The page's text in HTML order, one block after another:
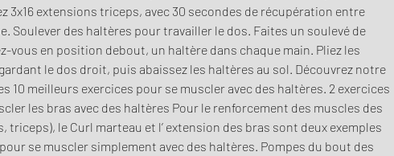
3x16 extensions triceps, avec 30 secondes de récupération entre
Soulever des haltères pour travailler le dos. Faites un soulevé de
vous en position debout, un haltère dans chaque main. Pliez les
le dos droit, puis abaissez les haltères au sol. Découvrez notre
10 meilleurs exercices pour se muscler avec des haltères. 2 exercices
les bras avec des haltères Pour le renforcement des muscles des
triceps), le Curl marteau et l’ extension des bras sont deux exemples
pour se muscler simplement avec des haltères. Pompes du bout des